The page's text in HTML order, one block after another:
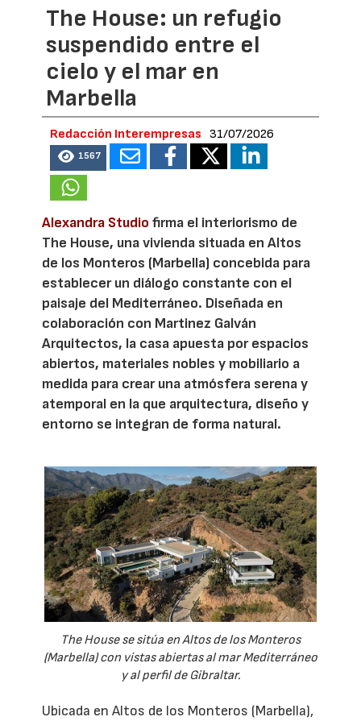
The House: un refugio
suspendido entre el
cielo y el mar en
Marbella
Redacción Interempresas 31/07/2026
1567
Alexandra Studio firma el interiorismo de
The House, una vivienda situada en Altos
de los Monteros (Marbella) concebida para
establecer un diálogo constante con el
paisaje del Mediterráneo. Diseñada en
colaboración con Martinez Galván
Arquitectos, la casa apuesta por espacios
abiertos, materiales nobles y mobiliario a
medida para crear una atmósfera serena y
atemporal en la que arquitectura, diseño y
entorno se integran de forma natural.
The House se sitúa en Altos de los Monteros
(Marbella) con vistas abiertas al mar Mediterráneo
y al perfil de Gibraltar.
Ubicada en Altos de los Monteros (Marbella),